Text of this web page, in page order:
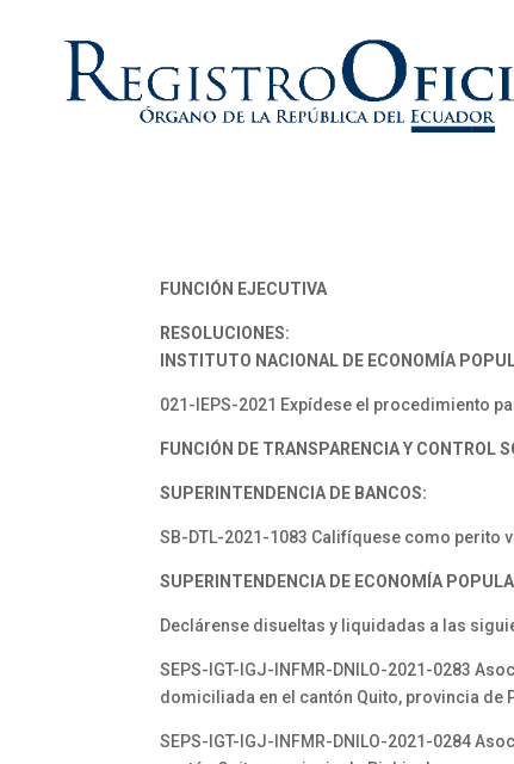
FUNCIÓN EJECUTIVA
RESOLUCIONES:
INSTITUTO NACIONAL DE ECONOMÍA
021-IEPS-2021 Expídese el procedimiento
FUNCIÓN DE TRANSPARENCIA Y CONTROL
SUPERINTENDENCIA DE BANCOS:
SB-DTL-2021-1083 Califíquese como
SUPERINTENDENCIA DE ECONOMÍA
Declárense disueltas y liquidadas a las
SEPS-IGT-IGJ-INFMR-DNILO-2021-0283
domiciliada en el cantón Quito, provincia de
SEPS-IGT-IGJ-INFMR-DNILO-2021-0284